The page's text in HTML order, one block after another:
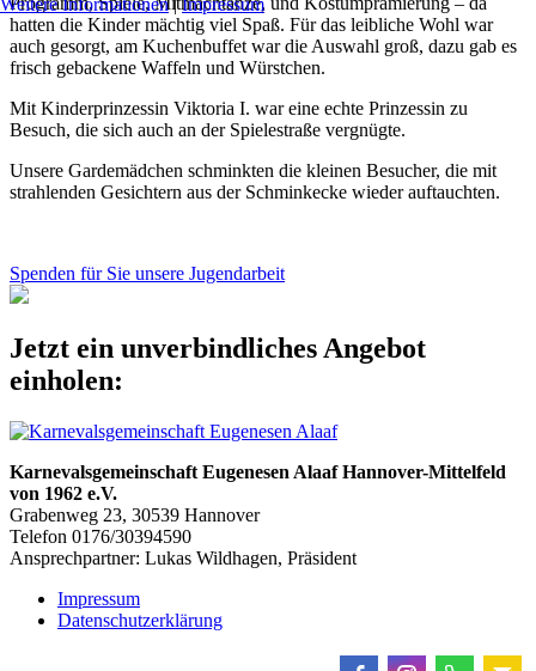
hatten die Kinder mächtig viel Spaß. Für das leibliche Wohl war
auch gesorgt, am Kuchenbuffet war die Auswahl groß, dazu gab es
frisch gebackene Waffeln und Würstchen.
Mit Kinderprinzessin Viktoria I. war eine echte Prinzessin zu
Besuch, die sich auch an der Spielestraße vergnügte.
Unsere Gardemädchen schminkten die kleinen Besucher, die mit
strahlenden Gesichtern aus der Schminkecke wieder auftauchten.
Spenden für Sie unsere Jugendarbeit
Jetzt ein unverbindliches Angebot
einholen:
Karnevalsgemeinschaft Eugenesen Alaaf Hannover-Mittelfeld
von 1962 e.V.
Grabenweg 23, 30539 Hannover
Telefon 0176/30394590
Ansprechpartner: Lukas Wildhagen, Präsident
Impressum
Datenschutzerklärung